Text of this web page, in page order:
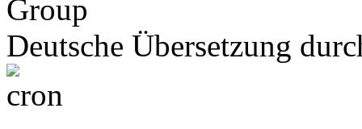
Group
Deutsche Übersetzung